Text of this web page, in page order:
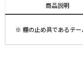
商品説明
※ 棚の止め具であるテー